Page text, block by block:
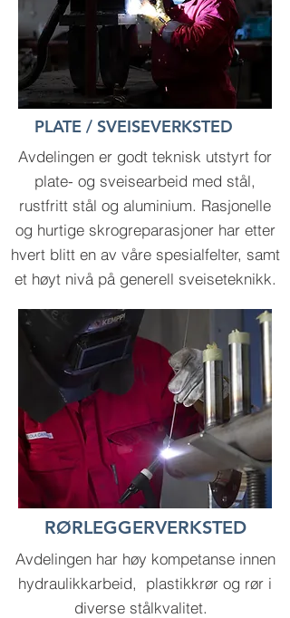
PLATE / SVEISEVERKSTED
Avdelingen er godt teknisk utstyrt for
plate- og sveisearbeid med stål,
rustfritt stål og aluminium. Rasjonelle
og hurtige skrogreparasjoner har etter
hvert blitt en av våre spesialfelter, samt
et høyt nivå på generell sveiseteknikk.
RØRLEGGERVERKSTED
Avdelingen har høy kompetanse innen
hydraulikkarbeid, plastikkrør og rør i
diverse stålkvalitet.